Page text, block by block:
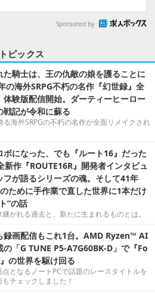
Sponsored by
トピックス
た騎士は、王の仇敵の娘を護ることに
海外SRPG不朽の名作『幻世録』全
体験版配信開始。ダーティーヒーロー
戦記が令和に蘇る
海外SRPGの不朽の名作が全面リメイクされ
ボになった、でも『ルート16』だった
作『ROUTE16R』開発者インタビュ
フが語るシリーズの魂。そして41年
ために手作業で直した世界に1本だけ
”の話
がれる過去と、新たに生まれるものとは。
録画配信もこれ1台。AMD Ryzen™ AI
の「G TUNE P5-A7G60BK-D」で『Fo
の世界を駆け回る
となるノートPCで話題のレースタイトルを
チェックしました！